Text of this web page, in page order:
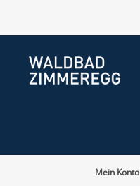
Mein Konto